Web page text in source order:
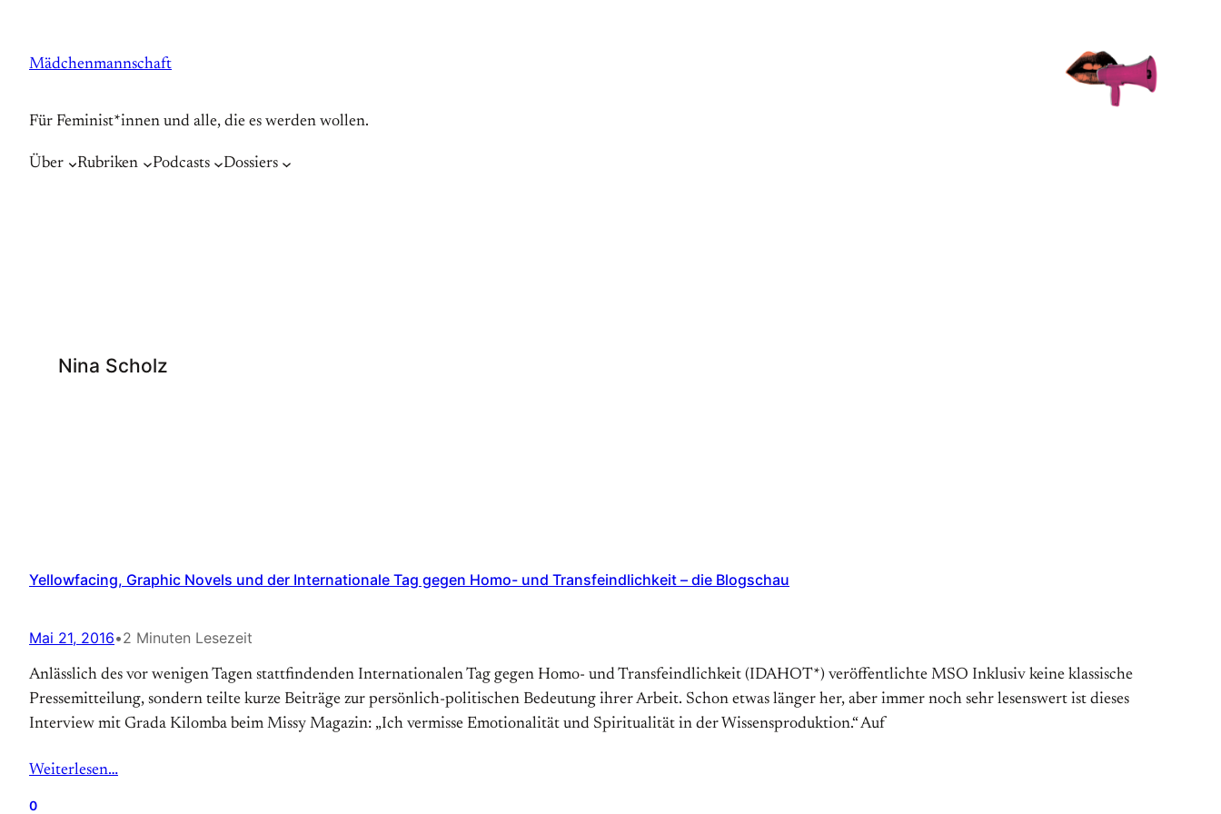
springen
Mädchenmannschaft
Für Feminist*innen und alle, die es werden wollen.
Über Rubriken Podcasts Dossiers
Nina Scholz
Yellowfacing, Graphic Novels und der Internationale Tag gegen Homo- und Transfeindlichkeit – die Blogschau
Mai 21, 2016•2 Minuten Lesezeit
Anlässlich des vor wenigen Tagen stattfindenden Internationalen Tag gegen Homo- und Transfeindlichkeit (IDAHOT*) veröffentlichte MSO Inklusiv keine klassische
Pressemitteilung, sondern teilte kurze Beiträge zur persönlich-politischen Bedeutung ihrer Arbeit. Schon etwas länger her, aber immer noch sehr lesenswert ist dieses
Interview mit Grada Kilomba beim Missy Magazin: „Ich vermisse Emotionalität und Spiritualität in der Wissensproduktion.“ Auf
Weiterlesen…
0